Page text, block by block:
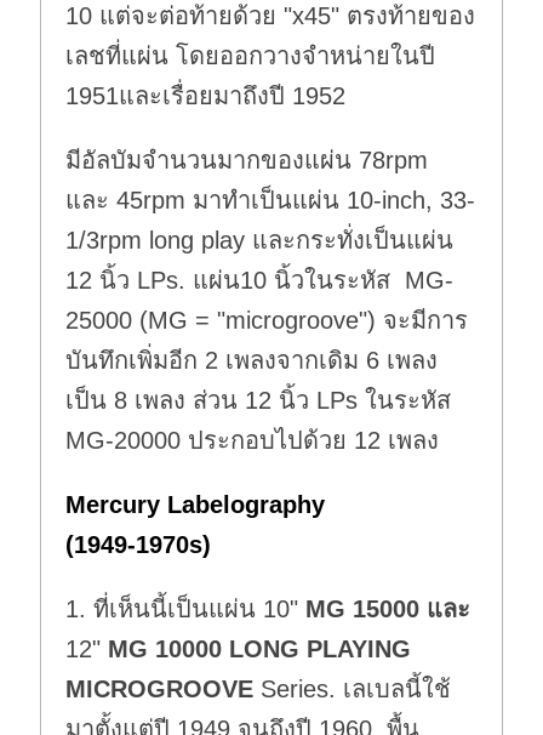
10 แต่จะต่อท้ายด้วย "x45" ตรงท้ายของ
เลชที่แผ่น โดยออกวางจำหน่ายในปี
1951และเรื่อยมาถึงปี 1952
มีอัลบัมจำนวนมากของแผ่น 78rpm
และ 45rpm มาทำเป็นแผ่น 10-inch, 33-
1/3rpm long play และกระทั่งเป็นแผ่น
12 นิ้ว LPs. แผ่น10 นิ้วในระหัส MG-
25000 (MG = "microgroove") จะมีการ
บันทึกเพิ่มอีก 2 เพลงจากเดิม 6 เพลง
เป็น 8 เพลง ส่วน 12 นิ้ว LPs ในระหัส
MG-20000 ประกอบไปด้วย 12 เพลง
Mercury Labelography
(1949-1970s)
1. ที่เห็นนี้เป็นแผ่น 10" MG 15000 และ
12" MG 10000 LONG PLAYING
MICROGROOVE Series. เลเบลนี้ใช้
มาตั้งแต่ปี 1949 จนถึงปี 1960. พื้น